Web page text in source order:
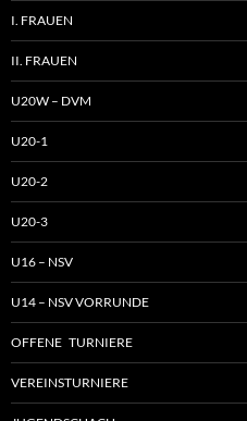
I. FRAUEN
II. FRAUEN
U20W – DVM
U20-1
U20-2
U20-3
U16 – NSV
U14 – NSV VORRUNDE
OFFENE TURNIERE
VEREINSTURNIERE